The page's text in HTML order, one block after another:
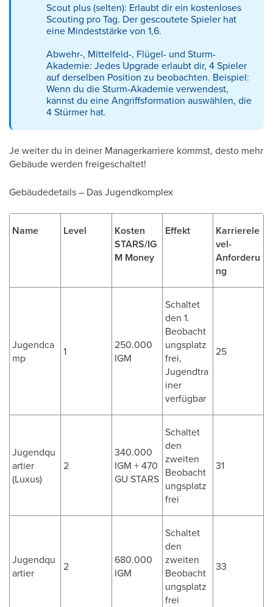
Scout plus (selten): Erlaubt dir ein kostenloses
Scouting pro Tag. Der gescoutete Spieler hat
eine Mindeststärke von 1,6.
Abwehr-, Mittelfeld-, Flügel- und Sturm-
Akademie: Jedes Upgrade erlaubt dir, 4 Spieler
auf derselben Position zu beobachten. Beispiel:
Wenn du die Sturm-Akademie verwendest,
kannst du eine Angriffsformation auswählen, die
4 Stürmer hat.
Je weiter du in deiner Managerkarriere kommst, desto mehr
Gebäude werden freigeschaltet!
Gebäudedetails – Das Jugendkomplex
Name Level
Kosten
STARS/IG
M Money
Effekt
Karrierele
vel-
Anforderu
ng
Jugendca
mp
1
250.000
IGM
Schaltet
den 1.
Beobacht
ungsplatz
frei,
Jugendtra
iner
verfügbar
25
Jugendqu
artier
(Luxus)
2
340.000
IGM + 470
GU STARS
Schaltet
den
zweiten
Beobacht
ungsplatz
frei
31
Jugendqu
artier
2
680.000
IGM
Schaltet
den
zweiten
Beobacht
ungsplatz
frei
33